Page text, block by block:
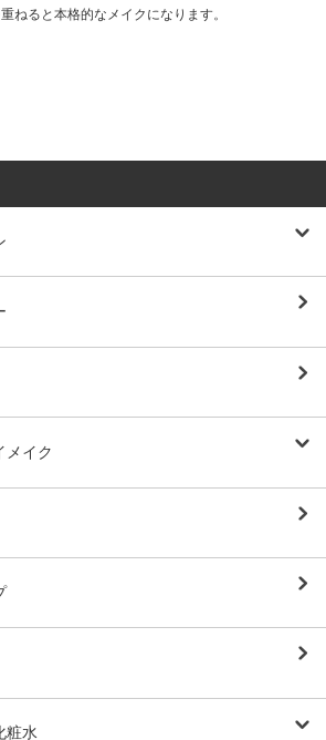
ねると本格的なメイクになります。
メイク
粧水